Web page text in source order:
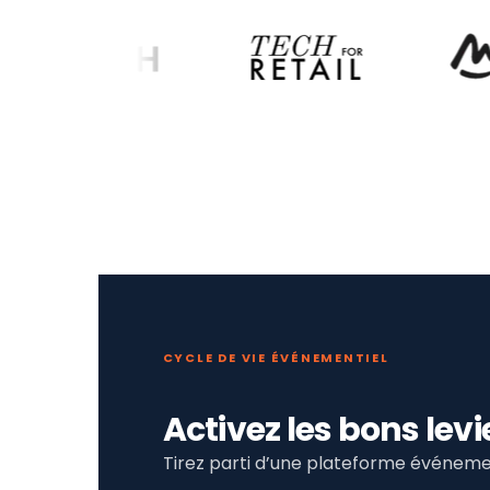
CYCLE DE VIE ÉVÉNEMENTIEL
Activez les bons
Tirez parti d’une plateforme